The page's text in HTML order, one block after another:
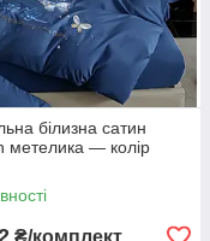
білизна сатин
метелика — колір
₴/комплект